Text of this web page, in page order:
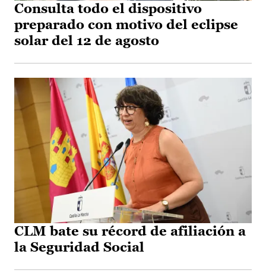
Consulta todo el dispositivo
preparado con motivo del eclipse
solar del 12 de agosto
CLM bate su récord de afiliación a
la Seguridad Social